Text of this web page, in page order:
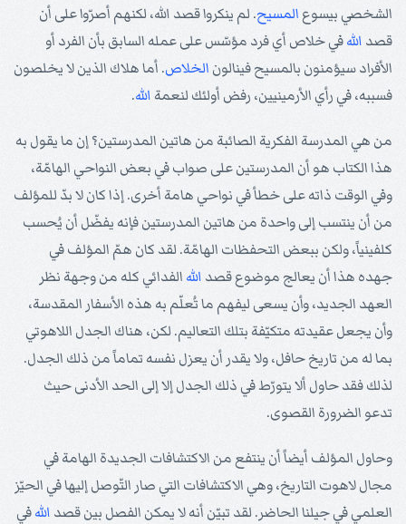
الشخصي بيسوع المسيح. لم ينكروا قصد الله، لكنهم أصرّوا على أن
قصد اللهفي خلاص أي فرد مؤسّس على عمله السابق بأن الفرد أو
الأفراد سيؤمنون بالمسيح فينالون الخلاص. أما هلاك الذين لا يخلصون
فسببه، في رأي الأرمينيين، رفض أولئك لنعمة الله.
من هي المدرسة الفكرية الصائبة من هاتين المدرستين؟ إن ما يقول به
هذا الكتاب هو أن المدرستين على صواب في بعض النواحي الهامّة،
وفي الوقت ذاته على خطأ في نواحي هامة أخرى. إذا كان لا بدّ للمؤلف
من أن ينتسب إلى واحدة من هاتين المدرستين فإنه يفضّل أن يُحسب
كلفينياً، ولكن ببعض التحفظات الهامّة. لقد كان همّ المؤلف في
جهده هذا أن يعالج موضوع قصد الله الفدائي كله من وجهة نظر
العهد الجديد، وأن يسعى ليفهم ما تُعلّم به هذه الأسفار المقدسة،
وأن يجعل عقيدته متكيّفة بتلك التعاليم. لكن، هناك الجدل اللاهوتي
بما له من تاريخ حافل، ولا يقدر أن يعزل نفسه تماماً من ذلك الجدل.
لذلك فقد حاول ألا يتورّط في ذلك الجدل إلا إلى الحد الأدنى حيث
تدعو الضرورة القصوى.
وحاول المؤلف أيضاً أن ينتفع من الاكتشافات الجديدة الهامة في
مجال لاهوت التاريخ، وهي الاكتشافات التي صار التّوصل إليها في الحيّز
العلمي في جيلنا الحاضر. لقد تبيّن أنه لا يمكن الفصل بين قصد اللهفي